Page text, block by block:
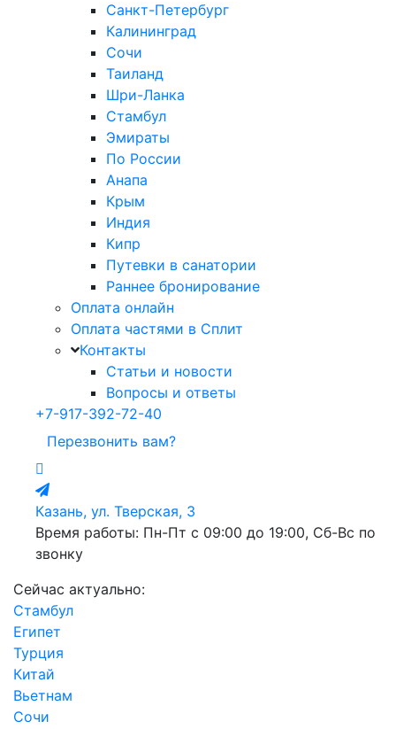
Санкт-Петербург
Калининград
Сочи
Таиланд
Шри-Ланка
Стамбул
Эмираты
По России
Анапа
Крым
Индия
Кипр
Путевки в санатории
Раннее бронирование
Оплата онлайн
Оплата частями в Сплит
Контакты
Статьи и новости
Вопросы и ответы
+7-917-392-72-40
Перезвонить вам?
Казань, ул. Тверская, 3
Время работы: Пн-Пт с 09:00 до 19:00, Сб-Вс по
звонку
Сейчас актуально:
Стамбул
Египет
Турция
Китай
Вьетнам
Сочи